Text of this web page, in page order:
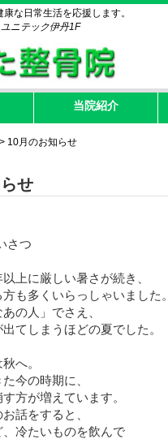
な日常生活を応援します。
ニテック伊丹1F
当院紹介
> 10月のお知らせ
せ
さつ
上に厳しい暑さが続き、
も多くいらっしゃいました。
の人」でさえ、
てしまうほどの夏でした。
へ。
今の時期に、
方が増えています。
話をすると、
、冷たいものを飲んで